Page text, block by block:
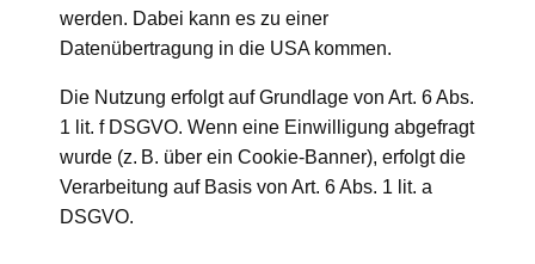
werden. Dabei kann es zu einer
Datenübertragung in die USA kommen.
Die Nutzung erfolgt auf Grundlage von Art. 6 Abs.
1 lit. f DSGVO. Wenn eine Einwilligung abgefragt
wurde (z. B. über ein Cookie-Banner), erfolgt die
Verarbeitung auf Basis von Art. 6 Abs. 1 lit. a
DSGVO.